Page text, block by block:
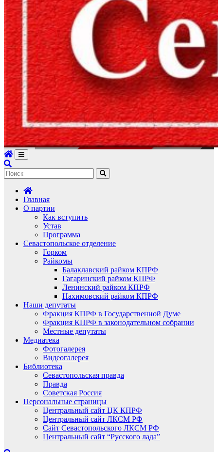
Главная
О партии
Как вступить
Устав
Программа
Севастопольское отделение
Горком
Райкомы
Балаклавский райком КПРФ
Гагаринский райком КПРФ
Ленинский райком КПРФ
Нахимовский райком КПРФ
Наши депутаты
Фракция КПРФ в Государственной Думе
Фракция КПРФ в законодательном собрании
Местные депутаты
Медиатека
Фотогалерея
Видеогалерея
Библиотека
Севастопольская правда
Правда
Советская Россия
Персональные страницы
Центральный сайт ЦК КПРФ
Центральный сайт ЛКСМ РФ
Сайт Севастопольского ЛКСМ РФ
Центральный сайт “Русского лада”